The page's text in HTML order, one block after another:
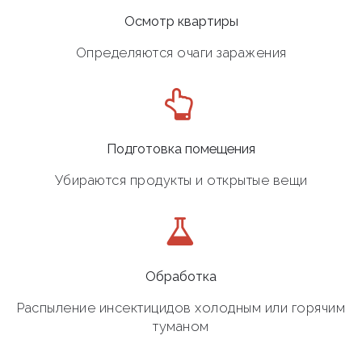
Осмотр квартиры
Определяются очаги заражения
Подготовка помещения
Убираются продукты и открытые вещи
Обработка
Распыление инсектицидов холодным или горячим
туманом